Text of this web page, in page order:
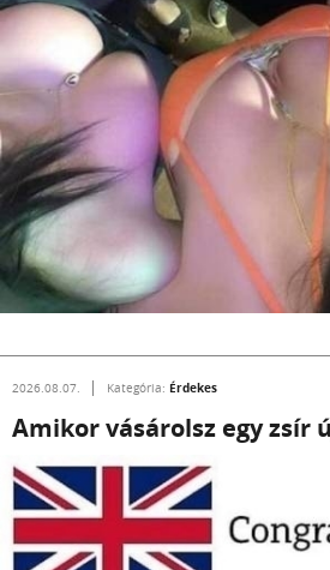
2026.08.07. Kategória: Érdekes
Amikor vásárolsz egy zsír